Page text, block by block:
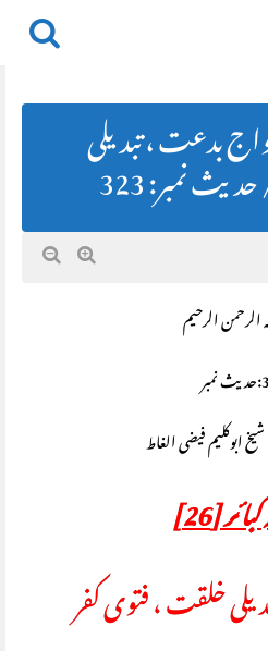
[26] رواج بدعت ، تبدیلی
نمبر: 323
الرحمن الرحیم
ابوکلیم فیضی الغاط
[26
]
خلقت ، فتوی کفر